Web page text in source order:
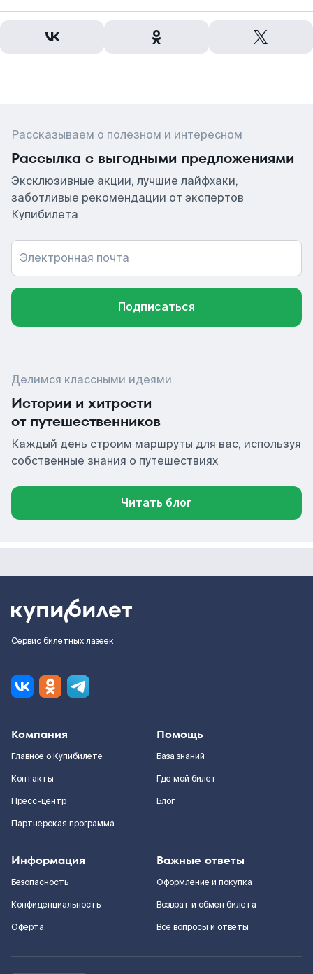
Рассказываем о полезном и интересном
Рассылка с выгодными предложениями
Эксклюзивные акции, лучшие лайфхаки,
заботливые рекомендации от экспертов
Купибилета
Электронная почта
Подписаться
Делимся классными идеями
Истории и хитрости
от путешественников
Каждый день строим маршруты для вас, используя
собственные знания о путешествиях
Читать блог
Сервис билетных лазеек
Компания
Главное о Купибилете
Контакты
Пресс-центр
Партнерская программа
Помощь
База знаний
Где мой билет
Блог
Информация
Безопасность
Конфиденциальность
Оферта
Важные ответы
Оформление и покупка
Возврат и обмен билета
Все вопросы и ответы